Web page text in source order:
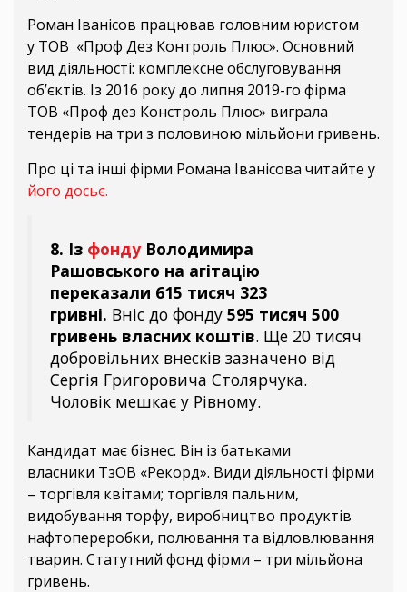
Роман Іванісов працював головним юристом
у ТОВ «Проф Дез Контроль Плюс». Основний
вид діяльності: комплексне обслуговування
об’єктів. Із 2016 року до липня 2019-го фірма
ТОВ «Проф дез Констроль Плюс» виграла
тендерів на три з половиною мільйони гривень.
Про ці та інші фірми Романа Іванісова читайте у
його досьє.
8. Із фондуВолодимира
Рашовського на агітацію
переказали 615 тисяч 323
гривні. Вніс до фонду 595 тисяч 500
гривень власних коштів. Ще 20 тисяч
добровільних внесків зазначено від
Сергія Григоровича Столярчука.
Чоловік мешкає у Рівному.
Кандидат має бізнес. Він із батьками
власники ТзОВ «Рекорд». Види діяльності фірми
– торгівля квітами; торгівля пальним,
видобування торфу, виробництво продуктів
нафтопереробки, полювання та відловлювання
тварин. Статутний фонд фірми – три мільйона
гривень.